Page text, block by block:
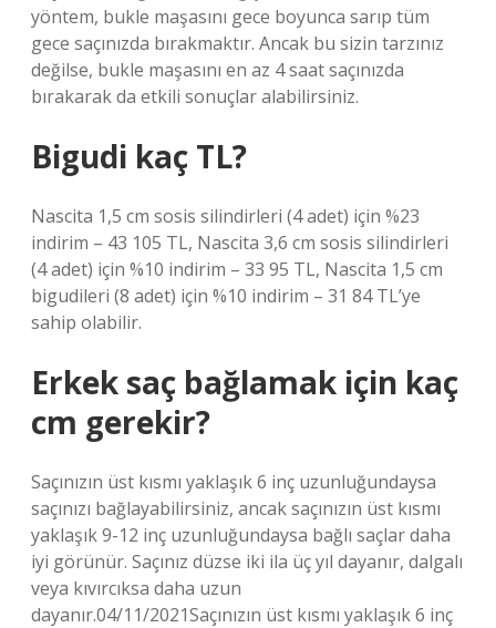
yöntem, bukle maşasını gece boyunca sarıp tüm
gece saçınızda bırakmaktır. Ancak bu sizin tarzınız
değilse, bukle maşasını en az 4 saat saçınızda
bırakarak da etkili sonuçlar alabilirsiniz.
Bigudi kaç TL?
Nascita 1,5 cm sosis silindirleri (4 adet) için %23
indirim – 43 105 TL, Nascita 3,6 cm sosis silindirleri
(4 adet) için %10 indirim – 33 95 TL, Nascita 1,5 cm
bigudileri (8 adet) için %10 indirim – 31 84 TL’ye
sahip olabilir.
Erkek saç bağlamak için kaç
cm gerekir?
Saçınızın üst kısmı yaklaşık 6 inç uzunluğundaysa
saçınızı bağlayabilirsiniz, ancak saçınızın üst kısmı
yaklaşık 9-12 inç uzunluğundaysa bağlı saçlar daha
iyi görünür. Saçınız düzse iki ila üç yıl dayanır, dalgalı
veya kıvırcıksa daha uzun
dayanır.04/11/2021Saçınızın üst kısmı yaklaşık 6 inç